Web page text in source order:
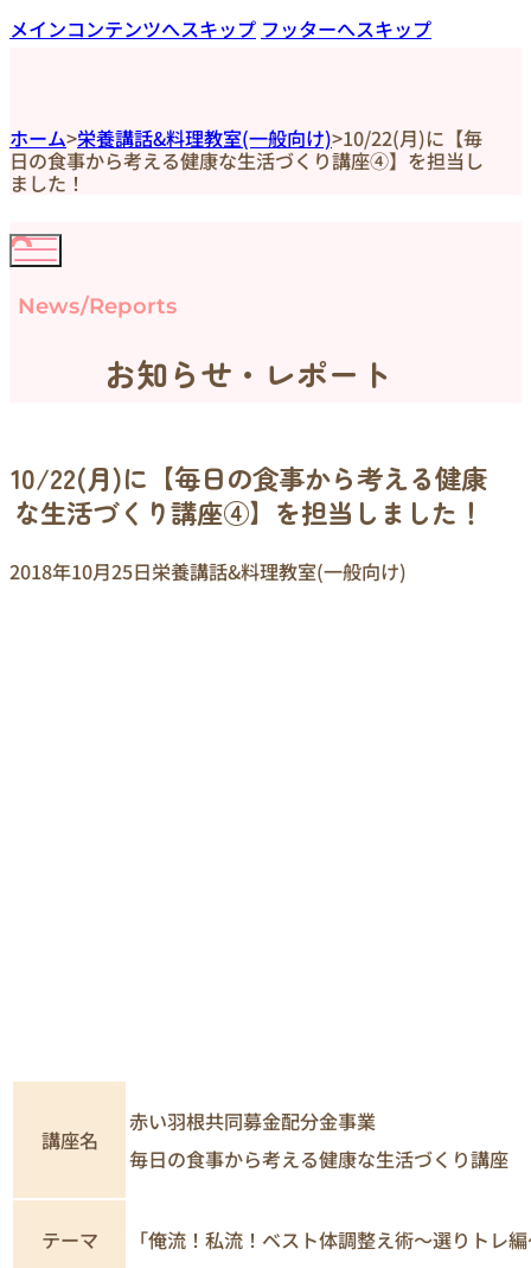
メインコンテンツへスキップ フッターへスキップ
ホーム>栄養講話&料理教室(一般向け)>10/22(月)に【毎
日の食事から考える健康な生活づくり講座④】を担当し
ました！
News/Reports
お知らせ・レポート
10/22(月)に【毎日の食事から考える健康
な生活づくり講座④】を担当しました！
2018年10月25日栄養講話&料理教室(一般向け)
講座名
赤い羽根共同募金配分金事業
毎日の食事から考える健康な生活づくり講座
テーマ 「俺流！私流！ベスト体調整え術～選りトレ